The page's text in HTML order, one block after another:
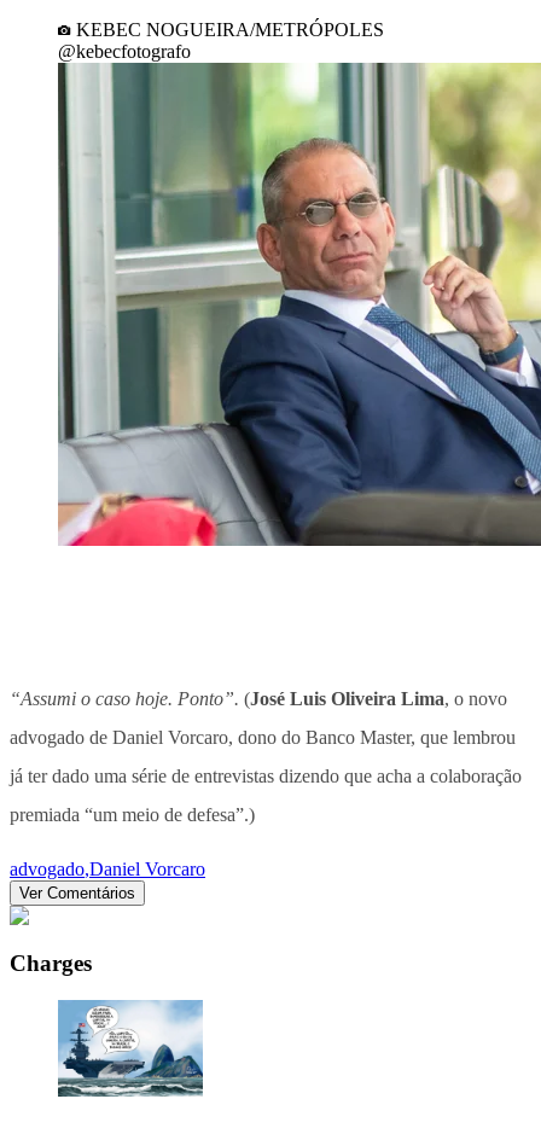
KEBEC NOGUEIRA/METRÓPOLES
@kebecfotografo
“Assumi o caso hoje. Ponto”. (José Luis Oliveira Lima, o novo
advogado de Daniel Vorcaro, dono do Banco Master, que lembrou
já ter dado uma série de entrevistas dizendo que acha a colaboração
premiada “um meio de defesa”.)
advogado,Daniel Vorcaro
Ver Comentários
Charges